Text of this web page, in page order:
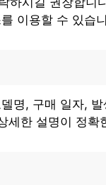
이용할 수 있습
명, 구매 일자,
세한 설명이 정